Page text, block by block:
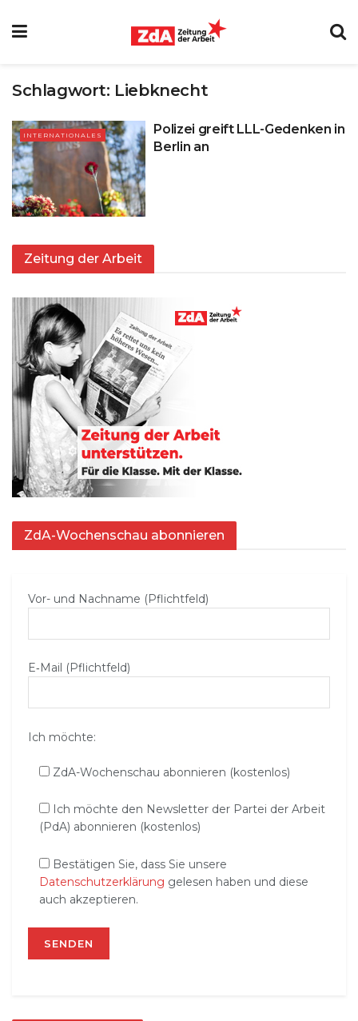
Schlagwort: Liebknecht
INTERNATIONALES
Polizei greift LLL-Gedenken in
Berlin an
Zeitung der Arbeit
ZdA-Wochenschau abonnieren
Vor- und Nachname (Pflichtfeld)
E‑Mail (Pflichtfeld)
Ich möchte:
ZdA-Wochenschau abonnieren (kostenlos)
Ich möchte den Newsletter der Partei der Arbeit
(PdA) abonnieren (kostenlos)
Bestätigen Sie, dass Sie unsere
Datenschutzerklärung gelesen haben und diese
auch akzeptieren.